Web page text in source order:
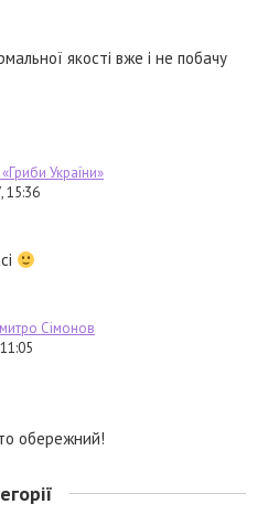
якості вже і не побачу
України»
15:36
Сімонов
обережний!